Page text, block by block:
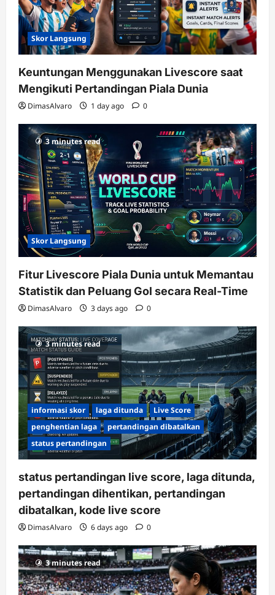
Skor Langsung
Keuntungan Menggunakan Livescore saat
Mengikuti Pertandingan Piala Dunia
DimasAlvaro 1 day ago 0
3 minutes read
Skor Langsung
Fitur Livescore Piala Dunia untuk Memantau
Statistik dan Peluang Gol secara Real-Time
DimasAlvaro 3 days ago 0
3 minutes read
informasi skor laga ditunda
Live Score
penghentian laga
pertandingan dibatalkan
status pertandingan
status pertandingan live score, laga ditunda,
pertandingan dihentikan, pertandingan
dibatalkan, kode live score
DimasAlvaro 6 days ago 0
3 minutes read